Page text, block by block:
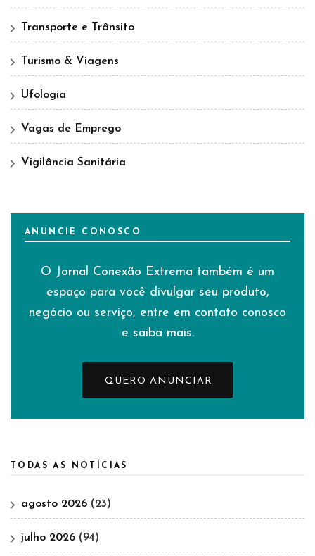
Transporte e Trânsito
Turismo & Viagens
Ufologia
Vagas de Emprego
Vigilância Sanitária
ANUNCIE CONOSCO
O Jornal Conexão Extrema também é um
espaço para você divulgar seu produto,
negócio ou serviço, entre em contato conosco
e saiba mais.
QUERO ANUNCIAR
TODAS AS NOTÍCIAS
agosto 2026 (23)
julho 2026 (94)